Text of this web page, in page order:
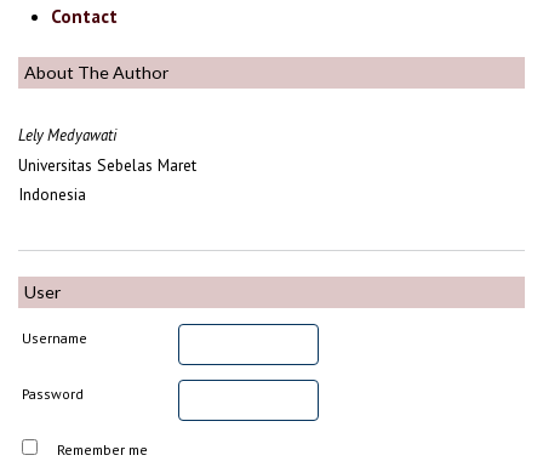
Contact
About The Author
Lely Medyawati
Universitas Sebelas Maret
Indonesia
User
Username
Password
Remember me